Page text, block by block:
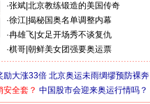
·张斌 北京教练锻造的美国传奇
·徐江 揭秘国奥名单调整内幕
·冉雄飞 女足开场秀不谈复仇
·棋哥 朝鲜美女团强要奥运票
励大涨33倍 北京奥运未雨绸缪预防裸奔
安全套？ 中国股市会迎来奥运行情吗？